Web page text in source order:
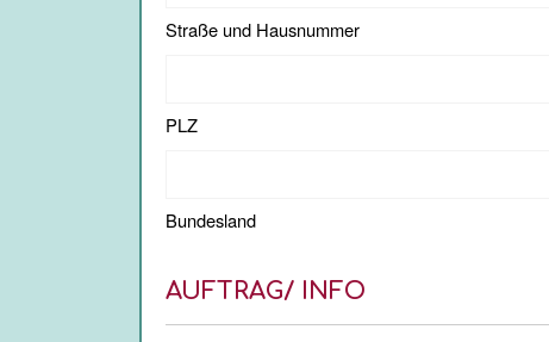
Straße und Hausnummer
PLZ
Bundesland
AUFTRAG/ INFO